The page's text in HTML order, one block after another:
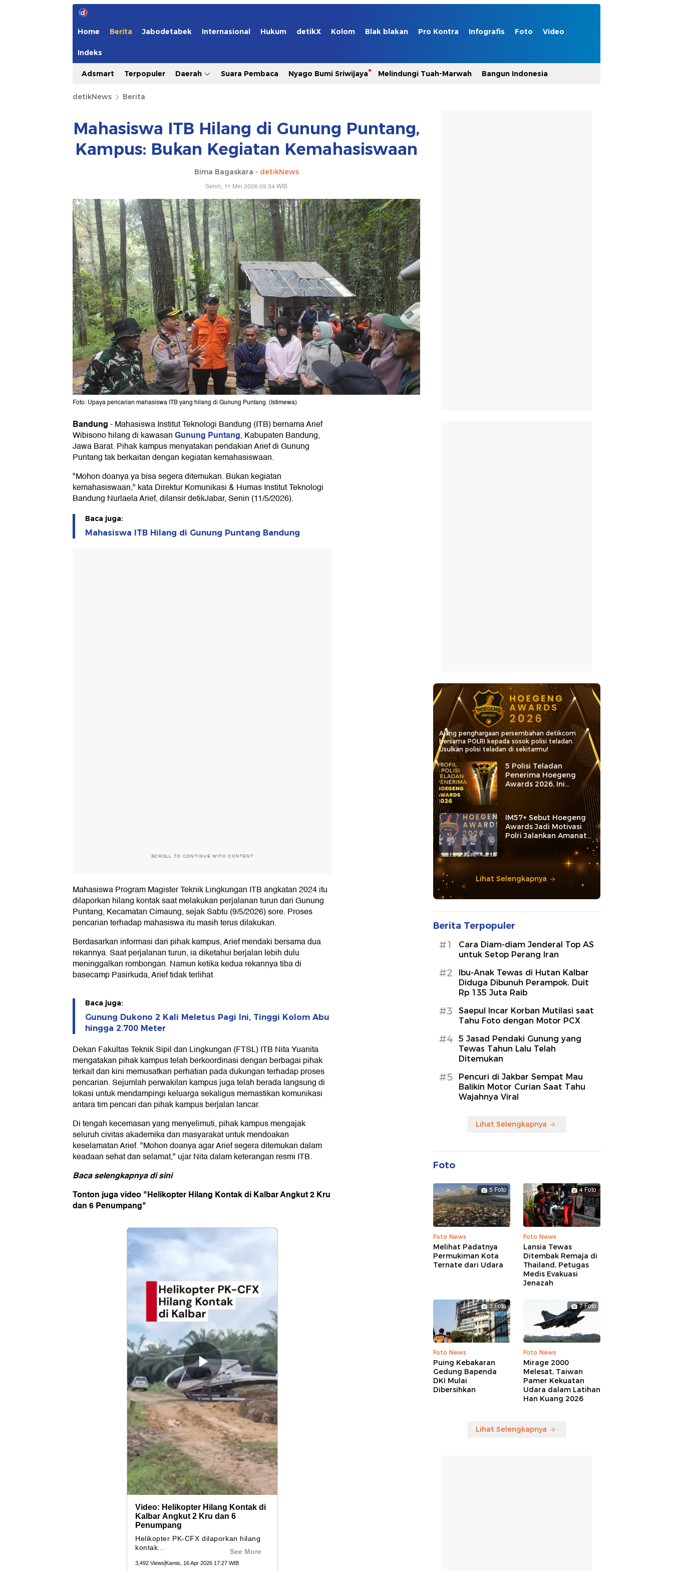
Home Berita Jabodetabek Internasional Hukum detikX Kolom Blak blakan Pro Kontra Infografis Foto Video
Indeks
Adsmart Terpopuler Daerah Suara Pembaca Nyago Bumi Sriwijaya Melindungi Tuah-Marwah Bangun Indonesia
detikNews Berita
Mahasiswa ITB Hilang di Gunung Puntang,
Kampus: Bukan Kegiatan Kemahasiswaan
Bima Bagaskara - detikNews
Senin, 11 Mei 2026 09:34 WIB
Foto: Upaya pencarian mahasiswa ITB yang hilang di Gunung Puntang. (Istimewa)
Bandung-Mahasiswa Institut Teknologi Bandung (ITB) bernama Arief
Wibisono hilang di kawasanGunung Puntang, Kabupaten Bandung,
Jawa Barat. Pihak kampus menyatakan pendakian Arief di Gunung
Puntang tak berkaitan dengan kegiatan kemahasiswaan.
"Mohon doanya ya bisa segera ditemukan. Bukan kegiatan
kemahasiswaan," kata Direktur Komunikasi & Humas Institut Teknologi
Bandung Nurlaela Arief, dilansir detikJabar, Senin (11/5/2026).
Baca juga:
Mahasiswa ITB Hilang di Gunung Puntang Bandung
SCROLL TO CONTINUE WITH CONTENT
Mahasiswa Program Magister Teknik Lingkungan ITB angkatan 2024 itu
dilaporkan hilang kontak saat melakukan perjalanan turun dari Gunung
Puntang, Kecamatan Cimaung, sejak Sabtu (9/5/2026) sore. Proses
pencarian terhadap mahasiswa itu masih terus dilakukan.
Berdasarkan informasi dari pihak kampus, Arief mendaki bersama dua
rekannya. Saat perjalanan turun, ia diketahui berjalan lebih dulu
meninggalkan rombongan. Namun ketika kedua rekannya tiba di
basecamp Pasirkuda, Arief tidak terlihat.
Baca juga:
Gunung Dukono 2 Kali Meletus Pagi Ini, Tinggi Kolom Abu
hingga 2.700 Meter
Dekan Fakultas Teknik Sipil dan Lingkungan (FTSL) ITB Nita Yuanita
mengatakan pihak kampus telah berkoordinasi dengan berbagai pihak
terkait dan kini memusatkan perhatian pada dukungan terhadap proses
pencarian. Sejumlah perwakilan kampus juga telah berada langsung di
lokasi untuk mendampingi keluarga sekaligus memastikan komunikasi
antara tim pencari dan pihak kampus berjalan lancar.
Di tengah kecemasan yang menyelimuti, pihak kampus mengajak
seluruh civitas akademika dan masyarakat untuk mendoakan
keselamatan Arief. "Mohon doanya agar Arief segera ditemukan dalam
keadaan sehat dan selamat," ujar Nita dalam keterangan resmi ITB.
Baca selengkapnyadi sini
Tonton juga video "Helikopter Hilang Kontak di Kalbar Angkut 2 Kru
dan 6 Penumpang"
Ajang penghargaan persembahan detikcom
bersama POLRI kepada sosok polisi teladan.
Usulkan polisi teladan di sekitarmu!
5 Polisi Teladan
Penerima Hoegeng
Awards 2026, Ini
Kategori dan Kiprahnya
IM57+ Sebut Hoegeng
Awards Jadi Motivasi
Polri Jalankan Amanat
Lihat Selengkapnya
Berita Terpopuler
#1
Cara Diam-diam Jenderal Top AS
untuk Setop Perang Iran
#2
Ibu-Anak Tewas di Hutan Kalbar
Diduga Dibunuh Perampok, Duit
Rp 135 Juta Raib
#3
Saepul Incar Korban Mutilasi saat
Tahu Foto dengan Motor PCX
#4
5 Jasad Pendaki Gunung yang
Tewas Tahun Lalu Telah
Ditemukan
#5
Pencuri di Jakbar Sempat Mau
Balikin Motor Curian Saat Tahu
Wajahnya Viral
Lihat Selengkapnya
Foto
5 Foto
Foto News
Melihat Padatnya
Permukiman Kota
Ternate dari Udara
4 Foto
Foto News
Lansia Tewas
Ditembak Remaja di
Thailand, Petugas
Medis Evakuasi
Jenazah
3 Foto
Foto News
Puing Kebakaran
Gedung Bapenda
DKI Mulai
Dibersihkan
7 Foto
Foto News
Mirage 2000
Melesat, Taiwan
Pamer Kekuatan
Udara dalam Latihan
Han Kuang 2026
Lihat Selengkapnya